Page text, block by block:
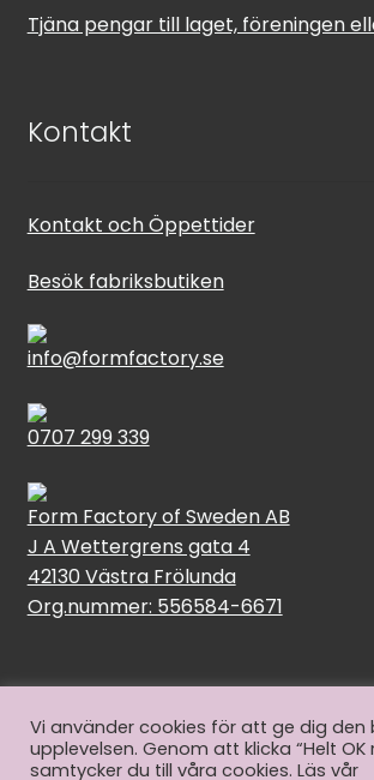
Tjäna pengar till laget, föreningen
Kontakt
Kontakt och Öppettider
Besök fabriksbutiken
info@formfactory.se
0707 299 339
Form Factory of Sweden AB
J A Wettergrens gata 4
42130 Västra Frölunda
Org.nummer: 556584-6671
© Form Factory 2026
Vi använder cookies för att ge dig den
upplevelsen. Genom att klicka “Helt OK
samtycker du till våra cookies. Läs vår